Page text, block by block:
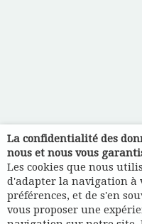
La confidentialité des
nous et nous vous
Les cookies que nous
d'adapter la navigation à
préférences, et de s'en
vous proposer une